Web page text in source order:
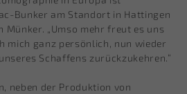
Bunker am Standort in Hattingen
Münker. „Umso mehr freut es uns
mich ganz persönlich, nun wieder
Schaffens zurückzukehren.“
neben der Produktion von